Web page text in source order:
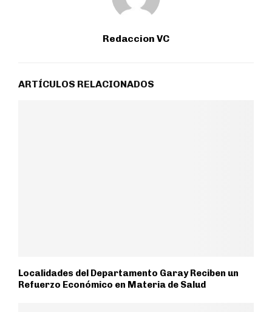
Redaccion VC
ARTÍCULOS RELACIONADOS
Localidades del Departamento Garay Reciben un
Refuerzo Económico en Materia de Salud